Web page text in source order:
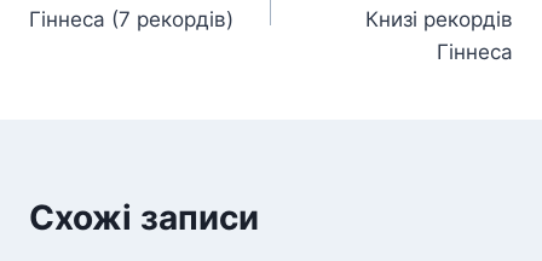
Гіннеса (7 рекордів)
Книзі рекордів
Гіннеса
Схожі записи